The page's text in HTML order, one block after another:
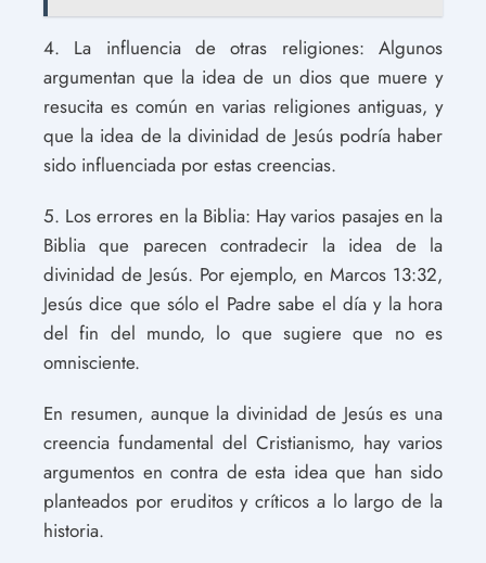
4. La influencia de otras religiones: Algunos
argumentan que la idea de un dios que muere y
resucita es común en varias religiones antiguas, y
que la idea de la divinidad de Jesús podría haber
sido influenciada por estas creencias.
5. Los errores en la Biblia: Hay varios pasajes en la
Biblia que parecen contradecir la idea de la
divinidad de Jesús. Por ejemplo, en Marcos 13:32,
Jesús dice que sólo el Padre sabe el día y la hora
del fin del mundo, lo que sugiere que no es
omnisciente.
En resumen, aunque la divinidad de Jesús es una
creencia fundamental del Cristianismo, hay varios
argumentos en contra de esta idea que han sido
planteados por eruditos y críticos a lo largo de la
historia.